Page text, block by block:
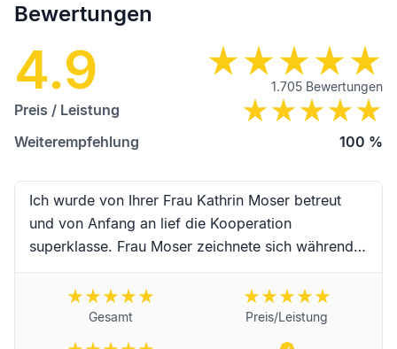
Bewertungen
4.9 1.705 Bewertungen
Preis / Leistung
Weiterempfehlung
100 %
Ich wurde von Ihrer Frau Kathrin Moser betreut
und von Anfang an lief die Kooperation
superklasse. Frau Moser zeichnete sich während
der Begleitung durch hervorragende Kompetenz,
erstklassige Zuverlässigkeit, Schnelligkeit und
absoluter Freundlichkeit sowie
Einfühlungsvermögen aus. Vielen Dank an Frau
Gesamt Preis/Leistung